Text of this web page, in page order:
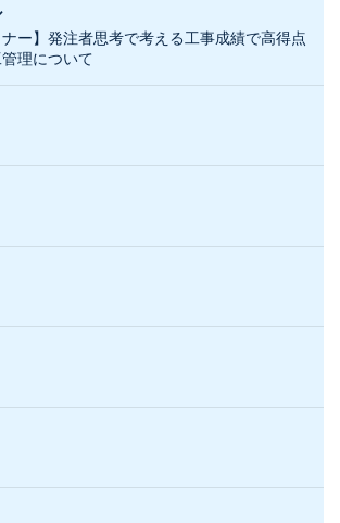
ナー】発注者思考で考える工事成績で高得点
理について